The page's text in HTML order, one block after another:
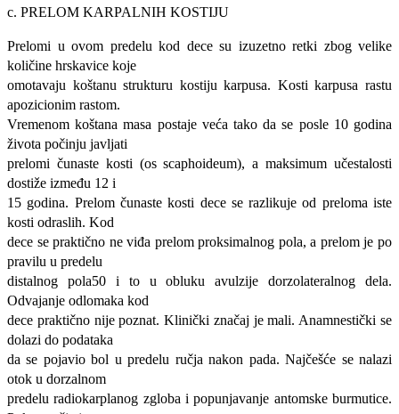
c. PRELOM KARPALNIH KOSTIJU
Prelomi u ovom predelu kod dece su izuzetno retki zbog velike
količine hrskavice koje
omotavaju koštanu strukturu kostiju karpusa. Kosti karpusa rastu
apozicionim rastom.
Vremenom koštana masa postaje veća tako da se posle 10 godina
života počinju javljati
prelomi čunaste kosti (os scaphoideum), a maksimum učestalosti
dostiže između 12 i
15 godina. Prelom čunaste kosti dece se razlikuje od preloma iste
kosti odraslih. Kod
dece se praktično ne viđa prelom proksimalnog pola, a prelom je po
pravilu u predelu
distalnog pola50 i to u obluku avulzije dorzolateralnog dela.
Odvajanje odlomaka kod
dece praktično nije poznat. Klinički značaj je mali. Anamnestički se
dolazi do podataka
da se pojavio bol u predelu ručja nakon pada. Najčešće se nalazi
otok u dorzalnom
predelu radiokarplanog zgloba i popunjavanje antomske burmutice.